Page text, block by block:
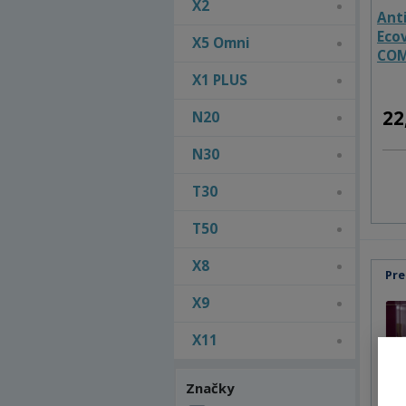
X2
X5 Omni
X1 PLUS
N20
N30
T30
T50
X8
X9
X11
Značky